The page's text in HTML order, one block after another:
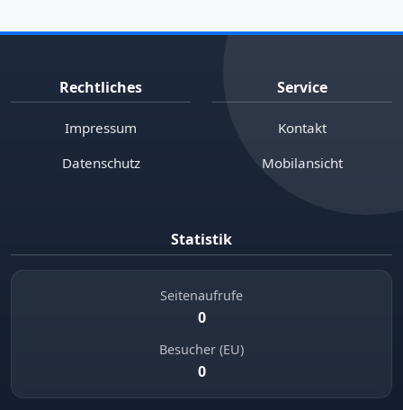
Rechtliches
Impressum
Datenschutz
Service
Kontakt
Mobilansicht
Statistik
Seitenaufrufe
0
Besucher (EU)
0